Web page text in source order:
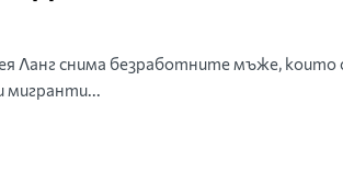
Ланг снима безработните мъже, които
мигранти...